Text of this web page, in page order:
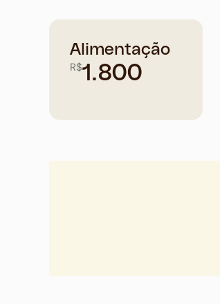
Alimentação
R$1.800